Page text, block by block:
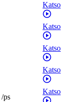
Katso
Katso
Katso
Katso
/ps
Katso